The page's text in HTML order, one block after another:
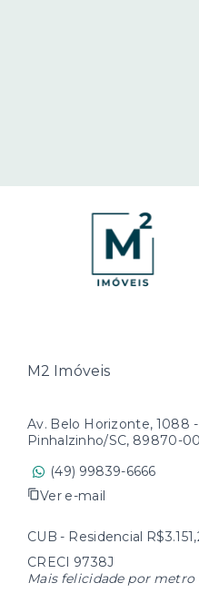
M2 Imóveis
Av. Belo Horizonte, 1088
Pinhalzinho/SC, 89870-
(49) 99839-6666
Ver e-mail
CUB - Residencial
CRECI 9738J
Mais felicidade por metro